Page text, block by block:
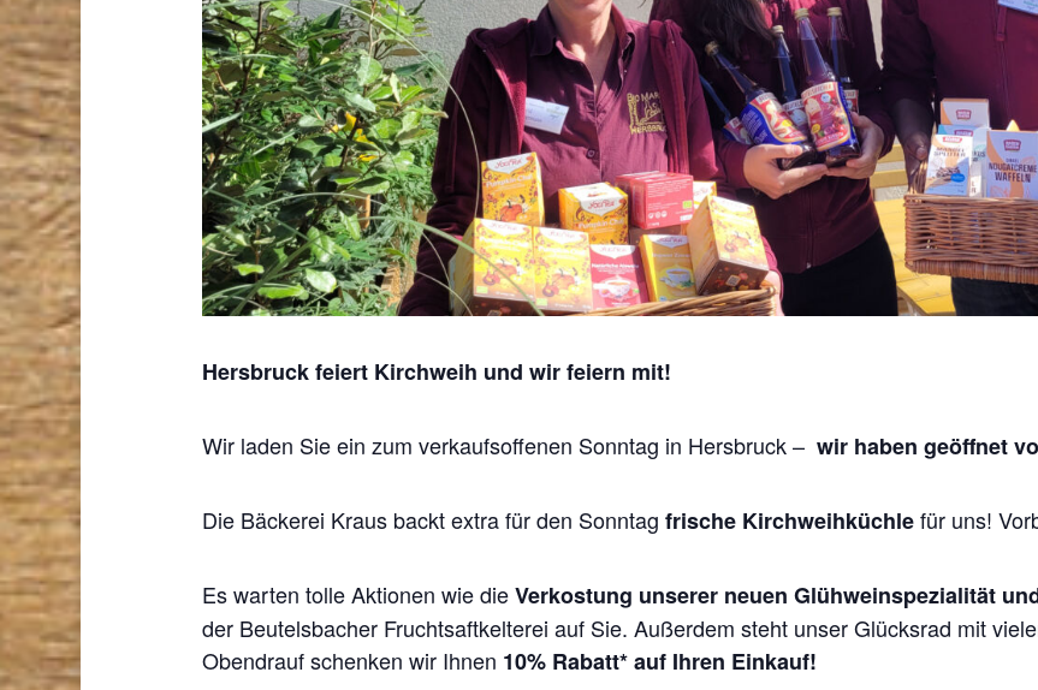
Hersbruck feiert Kirchweih und wir feiern mit!
Wir laden Sie ein zum verkaufsoffenen Sonntag in Hersbruck – wir haben geöffnet
Die Bäckerei Kraus backt extra für den Sonntag frische Kirchweihküchlefür uns!
Es warten tolle Aktionen wie dieVerkostung unserer neuen Glühweinspezialität
der Beutelsbacher Fruchtsaftkelterei auf Sie. Außerdem steht unser Glücksrad mit
Obendrauf schenken wir Ihnen 10% Rabatt* auf Ihren Einkauf!